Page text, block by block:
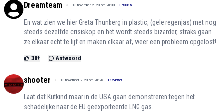
Dreamteam 13 november 2023 om 20:33 + 93315
En wat zien we hier Greta Thunberg in plastic, (gele regenjas) met nog
steeds dezelfde crisiskop en het wordt steeds bizarder, straks gaan
ze elkaar echt te lijf en maken elkaar af, weer een probleem opgelost!
38+ Antwoord
shooter 13 november 2023 om 20:26 + 124959
Laat dat Kutkind maar in de USA gaan demonstreren tegen het
schadelijke naar de EU geëxporteerde LNG gas.